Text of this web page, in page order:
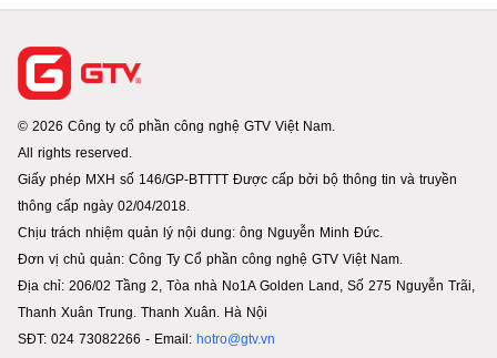
© 2026 Công ty cổ phần công nghệ GTV Việt Nam.
All rights reserved.
Giấy phép MXH số 146/GP-BTTTT Được cấp bởi bộ thông tin và truyền
thông cấp ngày 02/04/2018.
Chịu trách nhiệm quản lý nội dung: ông Nguyễn Minh Đức.
Đơn vị chủ quản: Công Ty Cổ phần công nghệ GTV Việt Nam.
Địa chỉ: 206/02 Tầng 2, Tòa nhà No1A Golden Land, Số 275 Nguyễn Trãi,
Thanh Xuân Trung. Thanh Xuân. Hà Nội
SĐT: 024 73082266 - Email: hotro@gtv.vn